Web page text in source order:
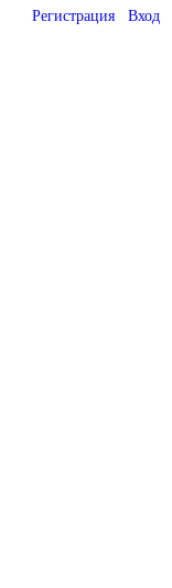
Регистрация Вход